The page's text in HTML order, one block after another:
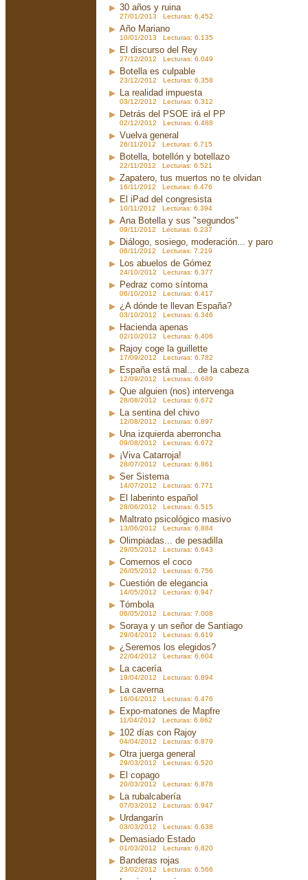
30 años y ruina
27/01/2013 Lecturas: 6.452
Año Mariano
10/01/2013 Lecturas: 6.135
El discurso del Rey
27/12/2012 Lecturas: 6.049
Botella es culpable
23/12/2012 Lecturas: 6.358
La realidad impuesta
03/12/2012 Lecturas: 6.312
Detrás del PSOE irá el PP
02/12/2012 Lecturas: 6.488
Vuelva general
26/11/2012 Lecturas: 6.715
Botella, botellón y botellazo
22/11/2012 Lecturas: 6.521
Zapatero, tus muertos no te olvidan
16/11/2012 Lecturas: 6.476
El iPad del congresista
10/11/2012 Lecturas: 6.394
Ana Botella y sus "segundos"
09/11/2012 Lecturas: 6.237
Diálogo, sosiego, moderación... y paro
06/11/2012 Lecturas: 7.219
Los abuelos de Gómez
24/10/2012 Lecturas: 6.377
Pedraz como síntoma
06/10/2012 Lecturas: 6.417
¿A dónde te llevan España?
03/10/2012 Lecturas: 6.346
Hacienda apenas
02/10/2012 Lecturas: 6.406
Rajoy coge la guillette
17/09/2012 Lecturas: 6.782
España está mal... de la cabeza
12/09/2012 Lecturas: 6.689
Que alguien (nos) intervenga
28/08/2012 Lecturas: 6.672
La sentina del chivo
12/08/2012 Lecturas: 6.897
Una izquierda aberroncha
09/08/2012 Lecturas: 6.672
¡Viva Catarroja!
28/07/2012 Lecturas: 6.861
Ser Sistema
14/07/2012 Lecturas: 6.771
El laberinto español
28/06/2012 Lecturas: 6.515
Maltrato psicológico masivo
13/06/2012 Lecturas: 6.884
Olimpiadas... de pesadilla
29/05/2012 Lecturas: 6.643
Comernos el coco
26/05/2012 Lecturas: 6.756
Cuestión de elegancia
14/05/2012 Lecturas: 6.947
Tómbola
06/05/2012 Lecturas: 7.008
Soraya y un señor de Santiago
29/04/2012 Lecturas: 6.619
¿Seremos los elegidos?
22/04/2012 Lecturas: 6.604
La cacería
19/04/2012 Lecturas: 6.894
La caverna
16/04/2012 Lecturas: 6.476
Expo-matones de Mapfre
11/04/2012 Lecturas: 6.862
102 días con Rajoy
04/04/2012 Lecturas: 6.879
Otra juerga general
29/03/2012 Lecturas: 6.520
El copago
20/03/2012 Lecturas: 6.878
La rubalcabería
07/03/2012 Lecturas: 6.947
Urdangarín
03/03/2012 Lecturas: 6.638
Demasiado Estado
01/03/2012 Lecturas: 6.820
Banderas rojas
23/02/2012 Lecturas: 6.566